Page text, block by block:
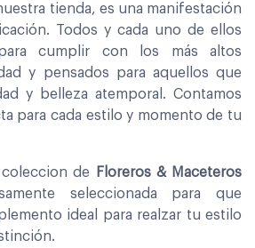
tienda, es una manifestación
Todos y cada uno de ellos
cumplir con los más altos
y pensados para aquellos que
y belleza atemporal. Contamos
para cada estilo y momento de tu
de
Floreros & Maceteros
seleccionada para que
ideal para realzar tu estilo